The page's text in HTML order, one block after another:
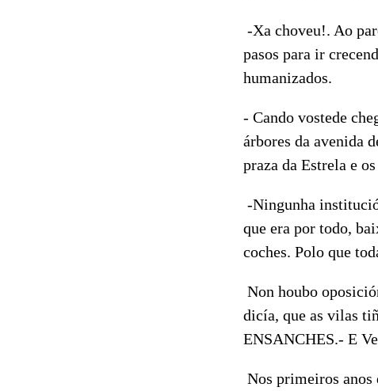
-Xa choveu!. Ao
pasos para ir
humanizados.
- Cando vostede
árbores da avenida
praza da Estrela e
-Ningunha
que era por todo,
coches. Polo que
Non houbo
dicía, que as vilas
ENSANCHES.- E
Nos primeiros anos